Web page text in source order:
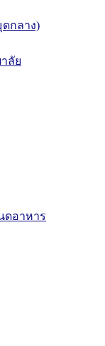
กลาง)
ลัย
ดอาหาร